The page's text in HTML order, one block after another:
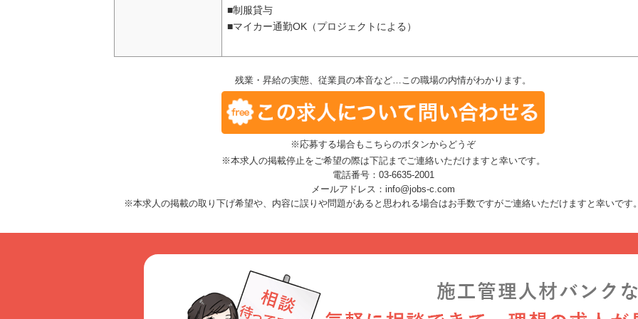
■制服貸与
■マイカー通勤OK（プロジェクトによる）
残業・昇給の実態、従業員の本音など…この職場の内情がわかります。
※応募する場合もこちらのボタンからどうぞ
※本求人の掲載停止をご希望の際は下記までご連絡いただけますと幸いです。
電話番号：03-6635-2001
メールアドレス：info@jobs-c.com
※本求人の掲載の取り下げ希望や、内容に誤りや問題があると思われる場合はお手数ですがご連絡いただけますと幸いです